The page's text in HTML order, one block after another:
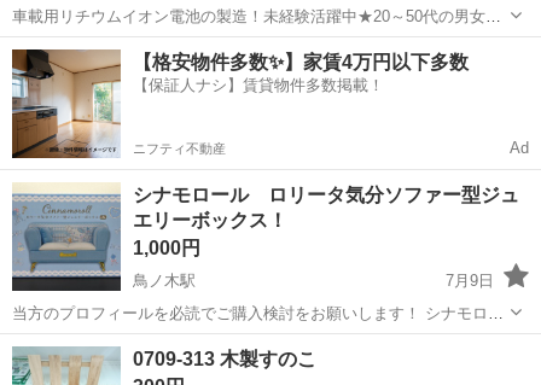
車載用リチウムイオン電池の製造！未経験活躍中★20～50代の男女活
躍中！寮費無料★備品付き1R寮完備！自宅からマイカー通勤OK！無料
駐車場完備◎正社員登用制度あり！《徳島県板野郡松茂町》 人気の工
場のお仕事 ◇車載用リチウ...
徳島 その他
【格安物件多数✨】家賃4万円以下多数
【保証人ナシ】賃貸物件多数掲載！
ニフティ不動産 Ad
シナモロール ロリータ気分ソファー型ジュ
エリーボックス！
1,000円
鳥ノ木駅
7月9日
当方のプロフィールを必読でご購入検討をお願いします！ シナモロー
ルのジュエリーボックス！ アミューズメントで獲得した商品です！ 未
使用品ですが、アミューズ品とご理解頂ける方のみ購入をよろしくお
愛媛 伊予市 収納家具
0709-313 木製すのこ